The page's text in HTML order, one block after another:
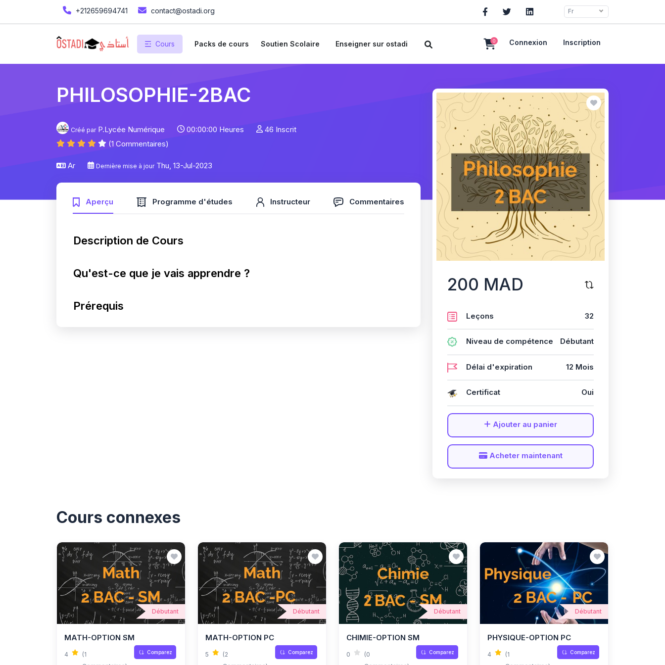
+212659694741 contact@ostadi.org Fr
Cours Packs de cours Soutien Scolaire Enseigner sur ostadi 0 Connexion Inscription
PHILOSOPHIE-2BAC
Créé par P.Lycée Numérique 00:00:00 Heures
46 Inscrit
(1 Commentaires)
Ar Dernière mise à jour Thu, 13-Jul-2023
Aperçu Programme d'études Instructeur Commentaires
Description de Cours
Qu'est-ce que je vais apprendre ?
Prérequis
200 MAD
Leçons 32
Niveau de compétence Débutant
Délai d'expiration 12 Mois
Certificat Oui
Ajouter au panier
Acheter maintenant
Cours connexes
Débutant
MATH-OPTION SM
4
(1
Comparez
Débutant
MATH-OPTION PC
5
(2
Comparez
Débutant
CHIMIE-OPTION SM
0
(0
Comparez
Débutant
PHYSIQUE-OPTION PC
4
(1
Comparez